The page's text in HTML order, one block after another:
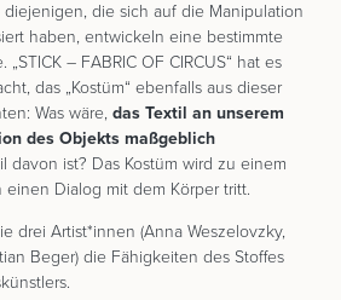
diejenigen, die sich auf die Manipulation
haben, entwickeln eine bestimmte
– FABRIC OF CIRCUS“ hat es
das „Kostüm“ ebenfalls aus dieser
Was wäre, das Textil an unserem
des Objekts maßgeblich
davon ist? Das Kostüm wird zu einem
Dialog mit dem Körper tritt.
drei Artist*innen (Anna Weszelovzky,
Beger) die Fähigkeiten des Stoffes